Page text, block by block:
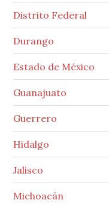
Distrito Federal
Durango
Estado de México
Guanajuato
Guerrero
Hidalgo
Jalisco
Michoacán